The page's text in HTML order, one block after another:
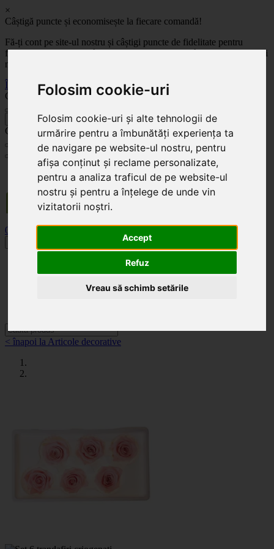
Folosim cookie-uri
Folosim cookie-uri și alte tehnologii de
urmărire pentru a îmbunătăți experiența ta
de navigare pe website-ul nostru, pentru
afișa conținut și reclame personalizate,
pentru a analiza traficul de pe website-ul
nostru și pentru a înțelege de unde vin
vizitatorii noștri.
Accept
Refuz
Vreau să schimb setările
×
Câștigă puncte și economisește la fiecare comandă!
Fă-ți cont pe site-ul nostru și câștigi puncte de fidelitate pentru
fiecare comandă! Cu cât comanzi mai mult, cu atât economisești mai
mult!
Înregistrează-te acum
Celoplast
Celoplast
Transportul este GRATUIT pentru comenzile mai mari de 350 Lei. Comanda minimă în
valoare de 100 Lei. Expediere în 1 - 2 zile lucrătoare.
0
Categorii
< înapoi la Articole decorative